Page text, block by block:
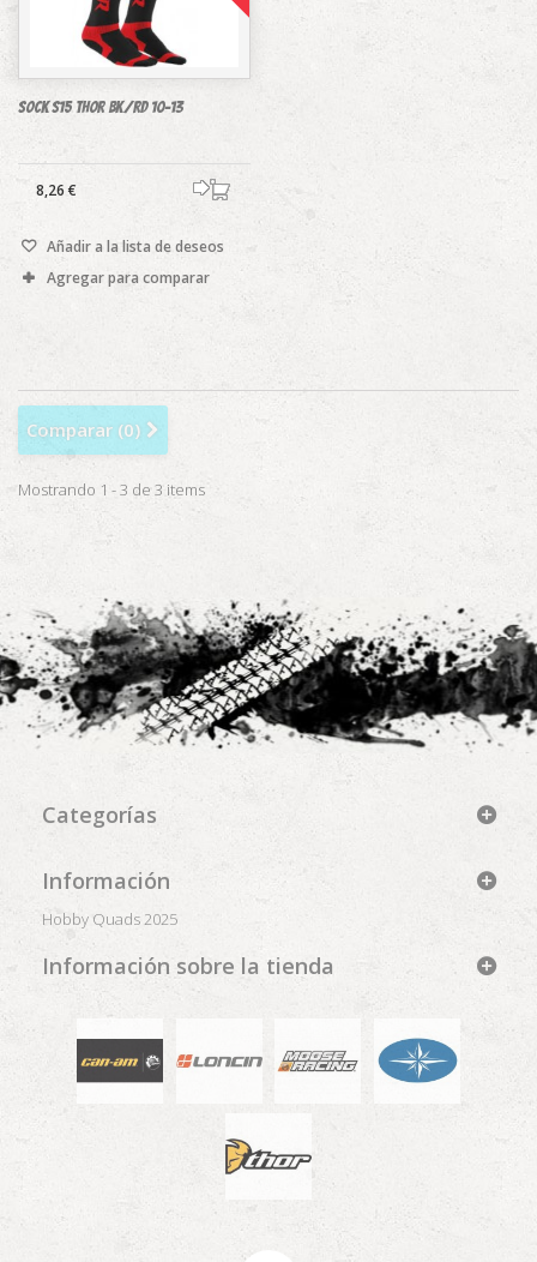
SOCK S15 THOR BK/RD 10-13
8,26 €
Añadir a la lista de deseos
Agregar para comparar
Comparar (0)
Mostrando 1 - 3 de 3 items
Categorías
Información
Hobby Quads 2025
Información sobre la tienda